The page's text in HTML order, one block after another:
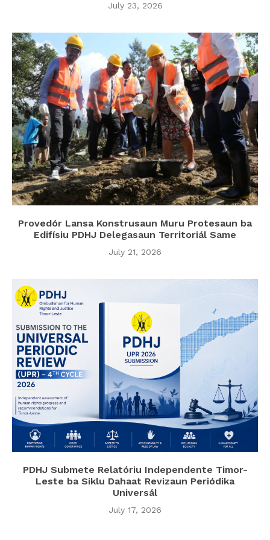
July 23, 2026
Provedór Lansa Konstrusaun Muru Protesaun ba
Edifísiu PDHJ Delegasaun Territoriál Same
July 21, 2026
PDHJ Submete Relatóriu Independente Timor-
Leste ba Siklu Dahaat Revizaun Periódika
Universál
July 17, 2026